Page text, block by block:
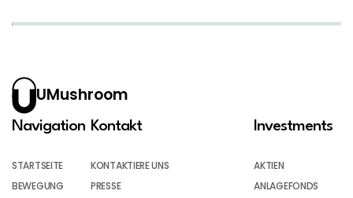
UMushroom
Navigation
STARTSEITE
BEWEGUNG
Kontakt
KONTAKTIERE UNS
PRESSE
Investments
AKTIEN
ANLAGEFONDS